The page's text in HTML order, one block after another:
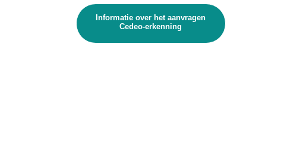
Informatie over het aanvragen
Cedeo-erkenning